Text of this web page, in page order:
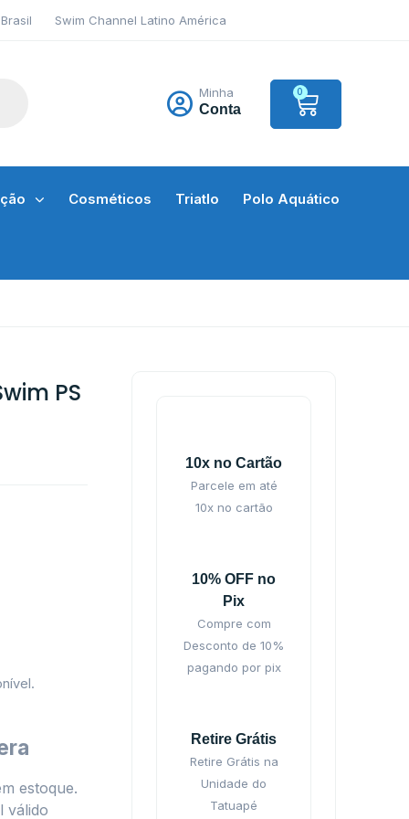
Swim Channel Latino América
Minha
Conta
0
Cosméticos Triatlo Polo Aquático
PS
estoque.
válido
10x no Cartão
Parcele em até
10x no cartão
10% OFF no
Pix
Compre com
Desconto de 10%
pagando por pix
Retire Grátis
Retire Grátis na
Unidade do
Tatuapé